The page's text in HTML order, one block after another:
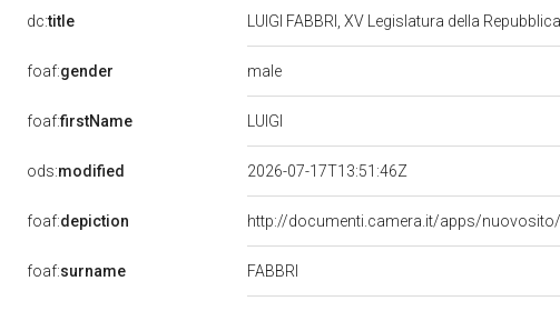
dc:title LUIGI FABBRI, XV Legislatura della Repubblica
foaf:gender male
foaf:firstName LUIGI
ods:modified 2026-07-17T13:51:46Z
foaf:depiction http://documenti.camera.it/apps/
foaf:surname FABBRI